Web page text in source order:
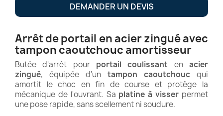
DEMANDER UN DEVIS
Arrêt de portail en acier zingué avec
tampon caoutchouc amortisseur
Butée d'arrêt pour portail coulissant enacier
zingué, équipée d'un tampon caoutchouc qui
amortit le choc en fin de course et protège la
mécanique de l'ouvrant. Sa platine à visser permet
une pose rapide, sans scellement ni soudure.